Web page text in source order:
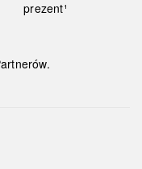
prezent¹